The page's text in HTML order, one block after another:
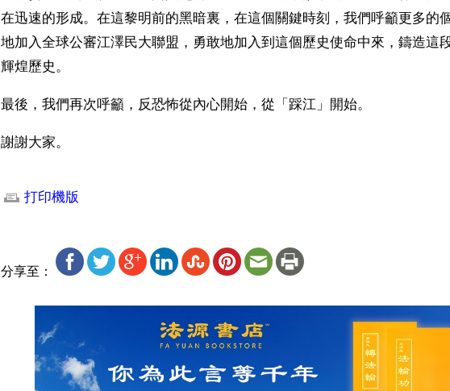
在迅速的形成。在這黎明前的黑暗裏，在這個關鍵時刻，我們呼籲更多的
地加入全球公審江澤民大聯盟，勇敢地加入到這個歷史使命中來，鑄造這
輝煌歷史。
最後，我們再次呼籲，反恐怖從內心開始，從「踩江」開始。
謝謝大家。
打印機版
分享至：